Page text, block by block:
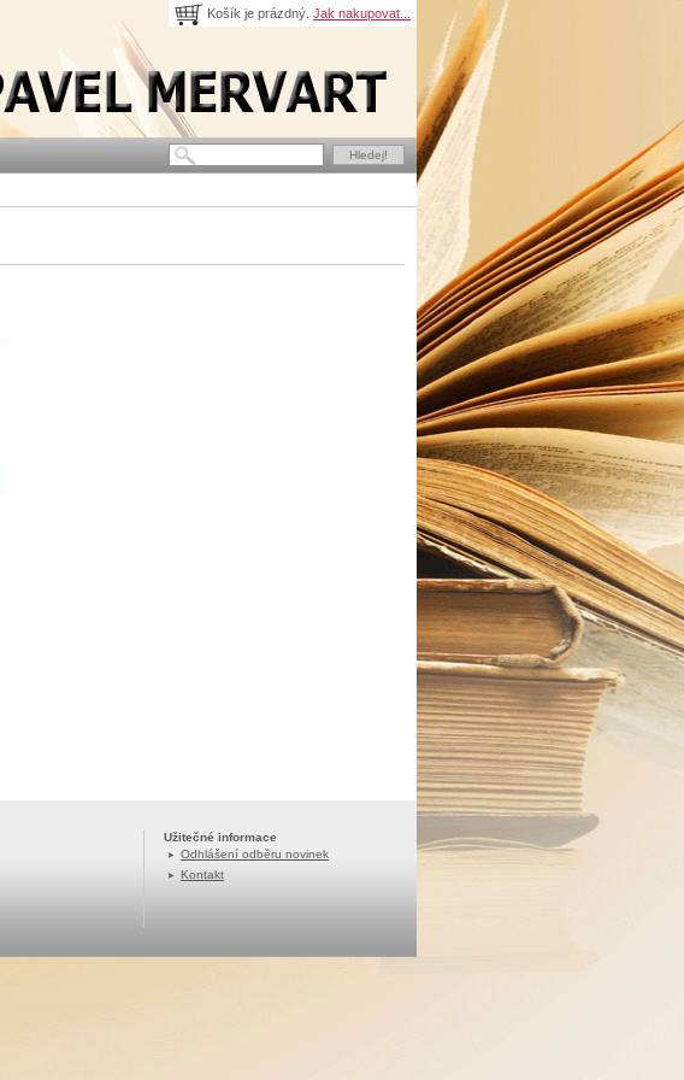
Košík je prázdný. Jak nakupovat...
Užitečné informace
Odhlášení odběru novinek
Kontakt